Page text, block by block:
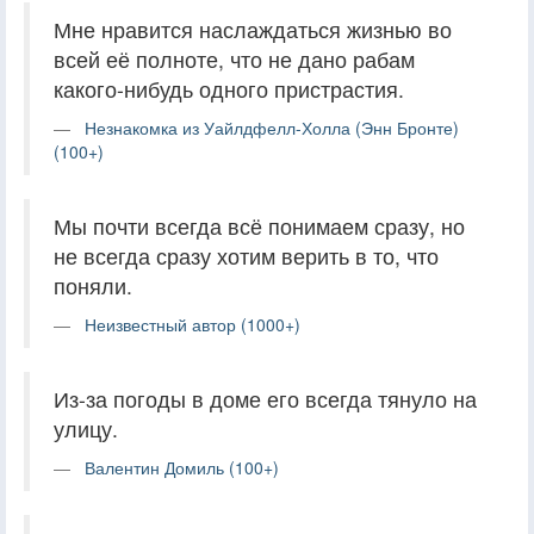
Мне нравится наслаждаться жизнью во
всей её полноте, что не дано рабам
какого-нибудь одного пристрастия.
Незнакомка из Уайлдфелл-Холла (Энн Бронте)
(100+)
Мы почти всегда всё понимаем сразу, но
не всегда сразу хотим верить в то, что
поняли.
Неизвестный автор (1000+)
Из-за погоды в доме его всегда тянуло на
улицу.
Валентин Домиль (100+)